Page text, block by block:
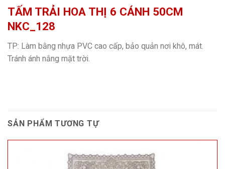
TẤM TRẢI HOA THỊ 6 CÁNH 50CM
NKC_128
TP: Làm bằng nhựa PVC cao cấp, bảo quản nơi khô, mát.
Tránh ánh nắng mặt trời.
SẢN PHẨM TƯƠNG TỰ